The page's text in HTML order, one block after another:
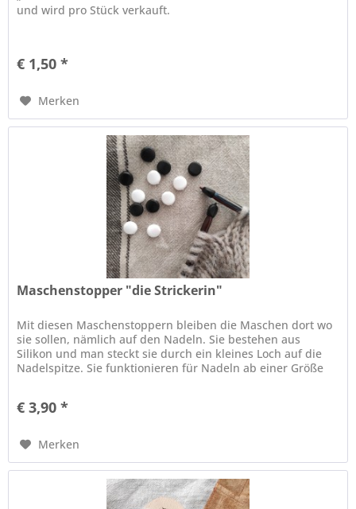
und wird pro Stück verkauft.
€ 1,50 *
Merken
Maschenstopper "die Strickerin"
Mit diesen Maschenstoppern bleiben die Maschen dort wo
sie sollen, nämlich auf den Nadeln. Sie bestehen aus
Silikon und man steckt sie durch ein kleines Loch auf die
Nadelspitze. Sie funktionieren für Nadeln ab einer Größe
€ 3,90 *
Merken